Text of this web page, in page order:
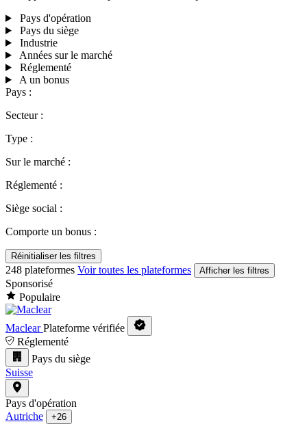
Pays d'opération
Pays du siège
Industrie
Années sur le marché
Réglementé
A un bonus
Pays :
Secteur :
Type :
Sur le marché :
Réglementé :
Siège social :
Comporte un bonus :
Réinitialiser les filtres
248 plateformes Voir toutes les plateformes Afficher les filtres
Sponsorisé
Populaire
Maclear Plateforme vérifiée
Réglementé
Pays du siège
Suisse
Pays d'opération
Autriche
+26